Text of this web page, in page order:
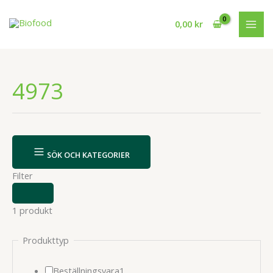
0,00 kr
4973
SÖK OCH KATEGORIER
Filter
ELLER
DÖLJ
1 produkt
Produkttyp
Beställningsvara1